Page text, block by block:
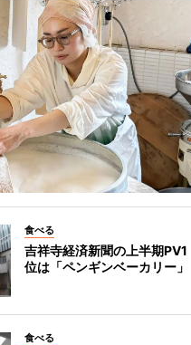
食べる
吉祥寺経済新聞の上半期PV1
位は「ペンギンベーカリー」
食べる